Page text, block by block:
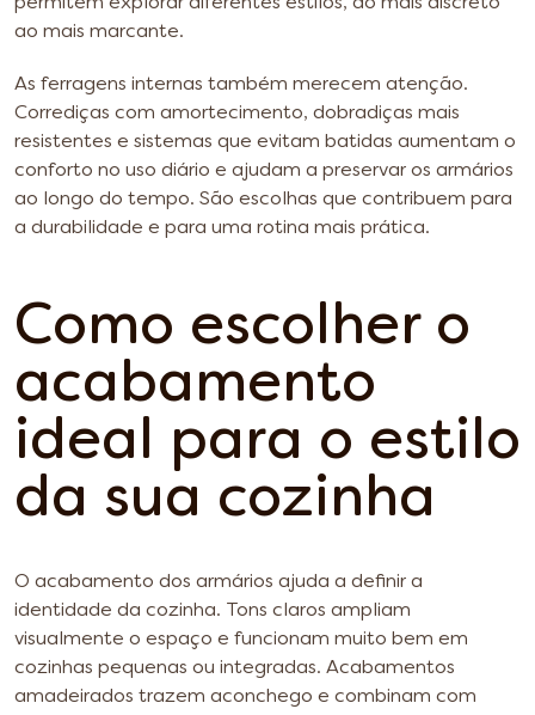
permitem explorar diferentes estilos, do mais discreto
ao mais marcante.
As ferragens internas também merecem atenção.
Corrediças com amortecimento, dobradiças mais
resistentes e sistemas que evitam batidas aumentam o
conforto no uso diário e ajudam a preservar os armários
ao longo do tempo. São escolhas que contribuem para
a durabilidade e para uma rotina mais prática.
Como escolher o
acabamento
ideal para o estilo
da sua cozinha
O acabamento dos armários ajuda a definir a
identidade da cozinha. Tons claros ampliam
visualmente o espaço e funcionam muito bem em
cozinhas pequenas ou integradas. Acabamentos
amadeirados trazem aconchego e combinam com